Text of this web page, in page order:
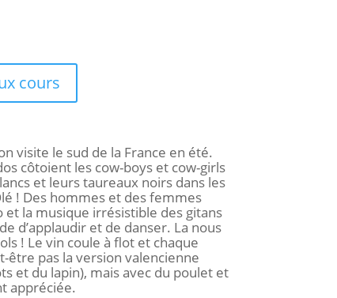
cours
visite le sud de la France en été.
côtoient les cow-boys et cow-girls
et leurs taureaux noirs dans les
! Des hommes et des femmes
la musique irrésistible des gitans
d’applaudir et de danser. La nous
! Le vin coule à flot et chaque
être pas la version valencienne
et du lapin), mais avec du poulet et
appréciée.